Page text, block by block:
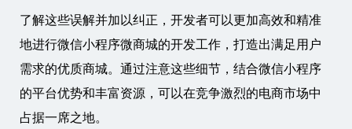
了解这些误解并加以纠正，开发者可以更加高效和精准
地进行微信小程序微商城的开发工作，打造出满足用户
需求的优质商城。通过注意这些细节，结合微信小程序
的平台优势和丰富资源，可以在竞争激烈的电商市场中
占据一席之地。